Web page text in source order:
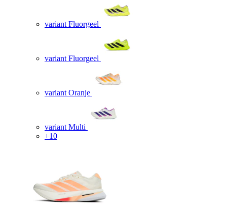
variant Fluorgeel
variant Fluorgeel
variant Oranje
variant Multi
+10